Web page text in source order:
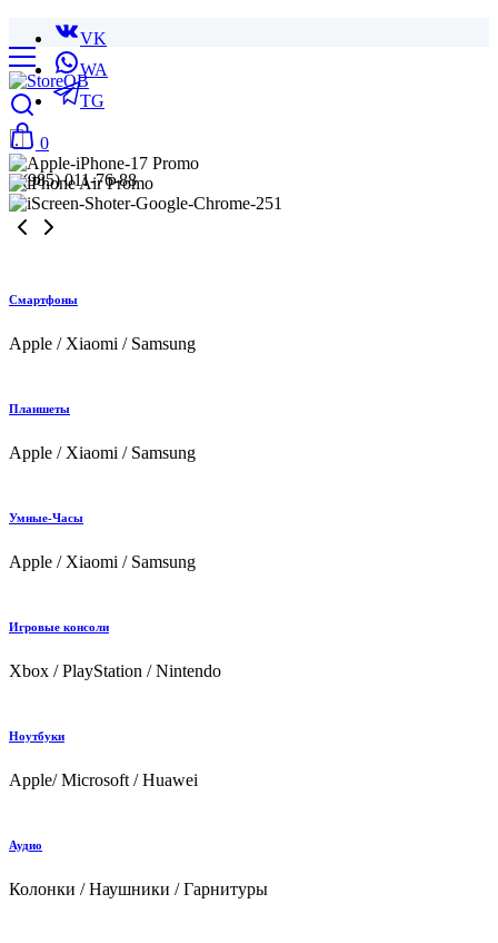
VK
WA
TG
8 (985) 011-76-88
0
Смартфоны
Apple / Xiaomi / Samsung
Планшеты
Apple / Xiaomi / Samsung
Умные-Часы
Apple / Xiaomi / Samsung
Игровые консоли
Xbox / PlayStation / Nintendo
Ноутбуки
Apple/ Microsoft / Huawei
Аудио
Колонки / Наушники / Гарнитуры